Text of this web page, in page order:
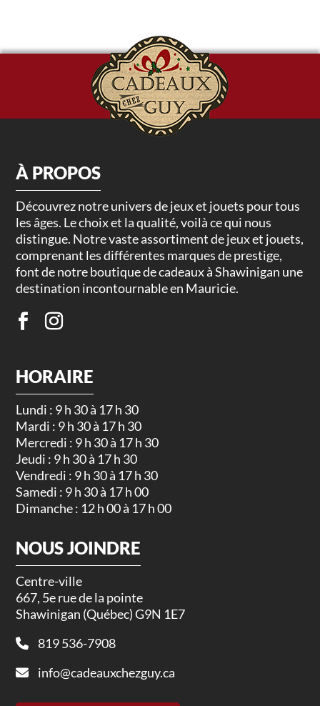
À PROPOS
Découvrez notre univers de jeux et jouets pour tous
les âges. Le choix et la qualité, voilà ce qui nous
distingue. Notre vaste assortiment de jeux et jouets,
comprenant les différentes marques de prestige,
font de notre boutique de cadeaux à Shawinigan une
destination incontournable en Mauricie.
HORAIRE
Lundi : 9 h 30 à 17 h 30
Mardi : 9 h 30 à 17 h 30
Mercredi : 9 h 30 à 17 h 30
Jeudi : 9 h 30 à 17 h 30
Vendredi : 9 h 30 à 17 h 30
Samedi : 9 h 30 à 17 h 00
Dimanche : 12 h 00 à 17 h 00
NOUS JOINDRE
Centre-ville
667, 5e rue de la pointe
Shawinigan (Québec) G9N 1E7
819 536-7908
info@cadeauxchezguy.ca